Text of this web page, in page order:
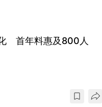
首年料惠及800人